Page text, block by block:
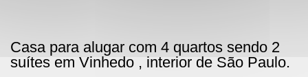
Casa para alugar com 4 quartos sendo 2
suítes em Vinhedo , interior de São Paulo.